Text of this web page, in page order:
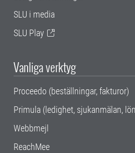
SLU i media
SLU Play
Vanliga verktyg
Proceedo (beställningar, fakturor)
Primula (ledighet, sjukanmälan,
Webbmejl
ReachMee